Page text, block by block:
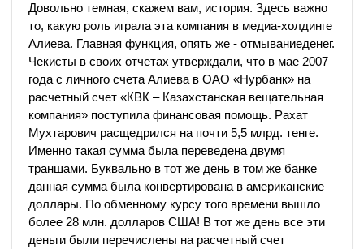
Довольно темная, скажем вам, история. Здесь важно
то, какую роль играла эта компания в медиа-холдинге
Алиева. Главная функция, опять же - отмываниеденег.
Чекисты в своих отчетах утверждали, что в мае 2007
года с личного счета Алиева в ОАО «Нурбанк» на
расчетный счет «КВК – Казахстанская вещательная
компания» поступила финансовая помощь. Рахат
Мухтарович расщедрился на почти 5,5 млрд. тенге.
Именно такая сумма была переведена двумя
траншами. Буквально в тот же день в том же банке
данная сумма была конвертирована в американские
доллары. По обменному курсу того времени вышло
более 28 млн. долларов США! В тот же день все эти
деньги были перечислены на расчетный счет